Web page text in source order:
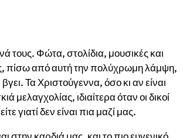
τους. Φώτα, στολίδια, μουσικές και
πίσω από αυτή την πολύχρωμη λάμψη,
Τα Χριστούγεννα, όσο κι αν είναι
μελαγχολίας, ιδιαίτερα όταν οι δικοί
γιατί δεν είναι πια μαζί μας.